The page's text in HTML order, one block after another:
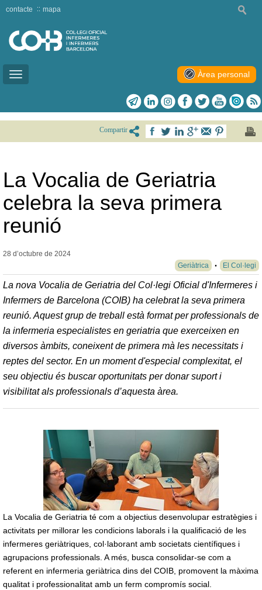
Toggle
contacte mapa
Àrea personal
Compartir
La Vocalia de Geriatria
celebra la seva primera
reunió
28 d’octubre de 2024
Geriàtrica
El Col·legi
La nova Vocalia de Geriatria del Col·legi Oficial d'Infermeres i
Infermers de Barcelona (COIB) ha celebrat la seva primera
reunió. Aquest grup de treball està format per professionals de
la infermeria especialistes en geriatria que exerceixen en
diversos àmbits, coneixent de primera mà les necessitats i
reptes del sector. En un moment d'especial complexitat, el
seu objectiu és buscar oportunitats per donar suport i
visibilitat als professionals d’aquesta àrea.
La Vocalia de Geriatria té com a objectius desenvolupar estratègies i
activitats per millorar les condicions laborals i la qualificació de les
infermeres geriàtriques, col·laborant amb societats científiques i
agrupacions professionals. A més, busca consolidar-se com a
referent en infermeria geriàtrica dins del COIB, promovent la màxima
qualitat i professionalitat amb un ferm compromís social.